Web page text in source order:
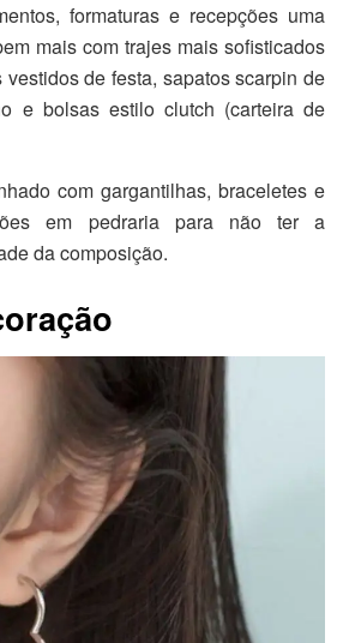
formaturas e recepções uma
mais com trajes mais sofisticados
de festa, sapatos scarpin de
e bolsas estilo clutch (carteira de
com gargantilhas, braceletes e
em pedraria para não ter a
da composição.